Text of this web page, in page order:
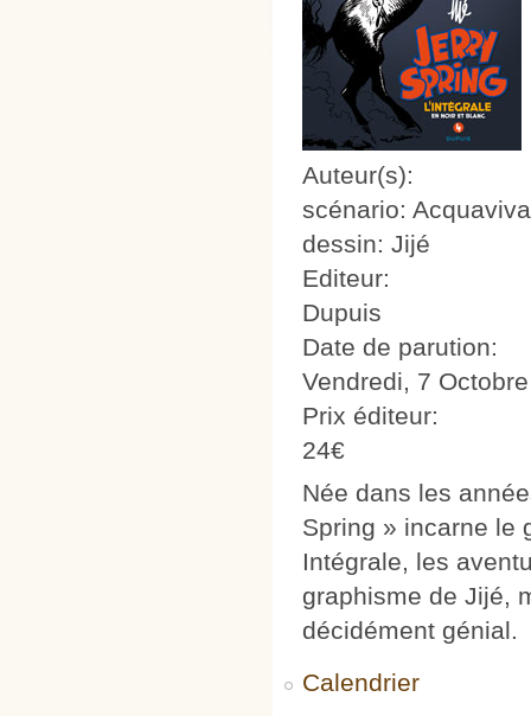
Auteur(s):
scénario:
dessin: Jijé
Editeur:
Dupuis
Date de parution:
Vendredi, 7
Prix éditeur:
24€
Née dans les
Spring » incarne le
Intégrale, les
graphisme de Jijé,
décidément génial.
Calendrier